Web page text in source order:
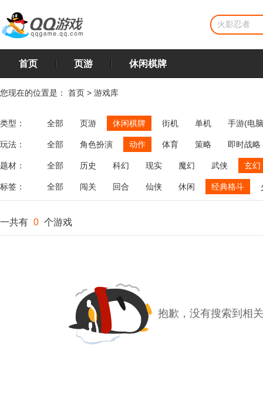
首页 页游 休闲棋牌
您现在的位置是： 首页 > 游戏库
类型： 全部 页游 休闲棋牌 街机 单机 手游(电
玩法： 全部 角色扮演 动作 体育 策略
即时战略
飞行
恋爱 第三人称射击 棋类 牌类 麻将
题材： 全部 历史 科幻 现实 魔幻 武侠 玄幻
标签： 全部 闯关 回合 仙侠 休闲 经典格斗
一共有 0 个游戏
抱歉，没有搜索到相